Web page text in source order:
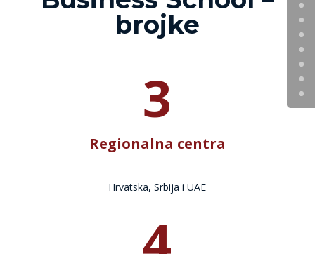
brojke
3
Regionalna centra
Hrvatska, Srbija i UAE